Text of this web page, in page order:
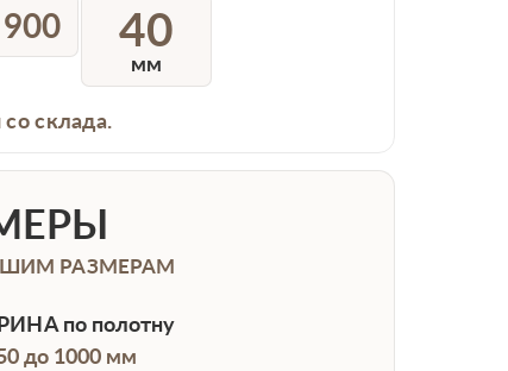
900 40
мм
склада.
РАЗМЕРАМ
по полотну
до 1000 мм